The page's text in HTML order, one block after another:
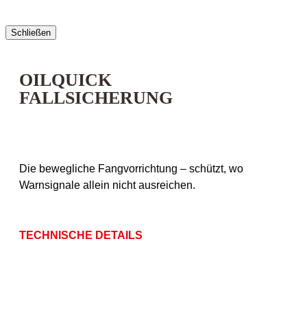
Schließen
OILQUICK
FALLSICHERUNG
Die bewegliche Fangvorrichtung – schützt, wo
Warnsignale allein nicht ausreichen.
TECHNISCHE DETAILS